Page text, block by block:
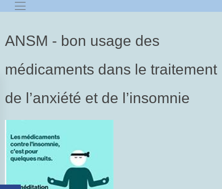
ANSM - bon usage des
médicaments dans le traitement
de l’anxiété et de l’insomnie